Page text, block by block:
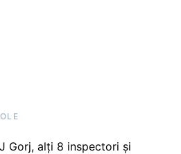
Gorj, alți 8 inspectori și